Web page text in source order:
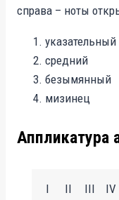
справа – ноты
указательный
средний
безымянный
мизинец
Аппликатура
IV
III
II
I